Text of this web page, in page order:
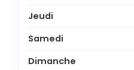
Jeudi
Samedi
Dimanche